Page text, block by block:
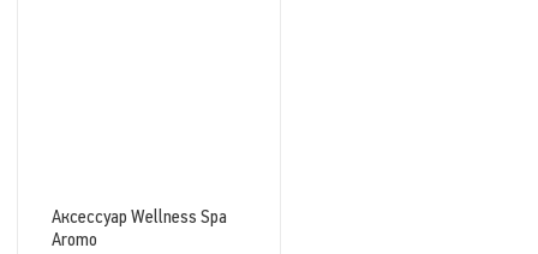
Аксессуар Wellness Spa
Aromo